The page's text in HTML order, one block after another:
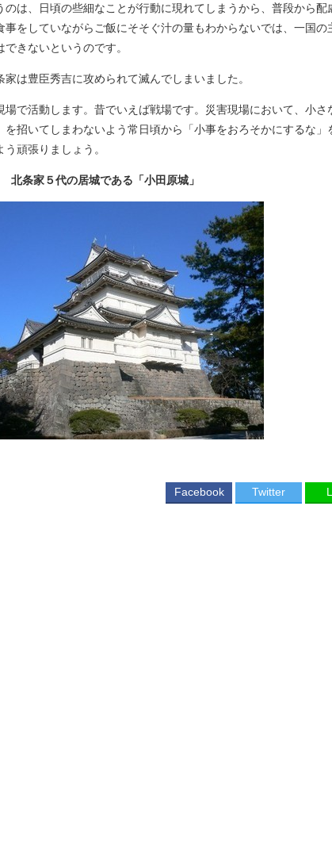
のは、日頃の些細なことが行動に現れてしまうから、普段から配
をしていながらご飯にそそぐ汁の量もわからないでは、一国の
きないというのです。
は豊臣秀吉に攻められて滅んでしまいました。
で活動します。昔でいえば戦場です。災害現場において、小さ
を招いてしまわないよう常日頃から「小事をおろそかにするな」
頑張りましょう。
北条家５代の居城である「小田原城」
Facebook Twitter